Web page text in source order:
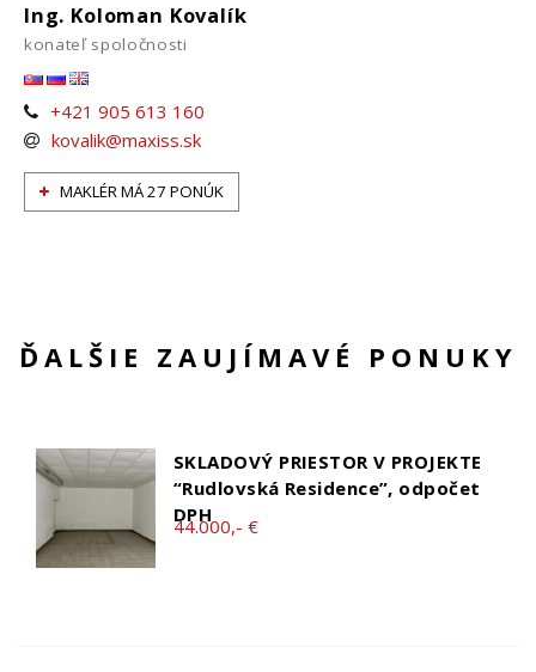
Ing. Koloman Kovalík
konateľ spoločnosti
+421 905 613 160
kovalik@maxiss.sk
MAKLÉR MÁ 27 PONÚK
ĎALŠIE ZAUJÍMAVÉ PONUKY
SKLADOVÝ PRIESTOR V PROJEKTE
“Rudlovská Residence”, odpočet
DPH
44.000,- €